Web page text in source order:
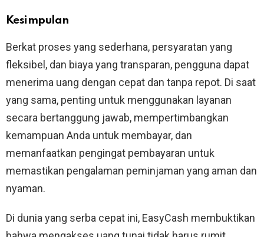
Kesimpulan
Berkat proses yang sederhana, persyaratan yang
fleksibel, dan biaya yang transparan, pengguna dapat
menerima uang dengan cepat dan tanpa repot. Di saat
yang sama, penting untuk menggunakan layanan
secara bertanggung jawab, mempertimbangkan
kemampuan Anda untuk membayar, dan
memanfaatkan pengingat pembayaran untuk
memastikan pengalaman peminjaman yang aman dan
nyaman.
Di dunia yang serba cepat ini, EasyCash membuktikan